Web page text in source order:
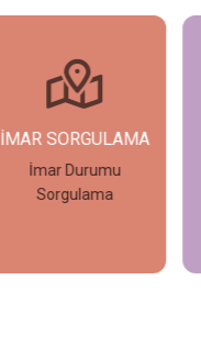
İMAR SORGULAMA
İmar Durumu
Sorgulama